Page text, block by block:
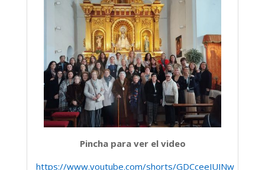
Pincha para ver el video
https://www.youtube.com/shorts/GDCceeJUJNw